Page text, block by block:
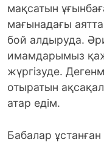
мақсатын
мағынадағы
бой алдыруда.
имамдарымыз
жүргізуде.
отыратын
атар едім.
Бабалар